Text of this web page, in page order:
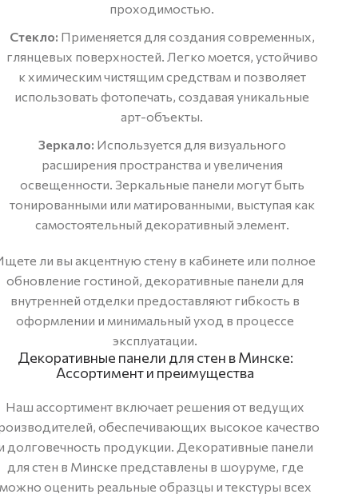
проходимостью.
Стекло: Применяется для создания современных,
глянцевых поверхностей. Легко моется, устойчиво
к химическим чистящим средствам и позволяет
использовать фотопечать, создавая уникальные
арт-объекты.
Зеркало: Используется для визуального
расширения пространства и увеличения
освещенности. Зеркальные панели могут быть
тонированными или матированными, выступая как
самостоятельный декоративный элемент.
ли вы акцентную стену в кабинете или полное
обновление гостиной, декоративные панели для
внутренней отделки предоставляют гибкость в
оформлении и минимальный уход в процессе
эксплуатации.
Декоративные панели для стен в Минске:
Ассортимент и преимущества
Наш ассортимент включает решения от ведущих
обеспечивающих высокое качество
долговечность продукции. Декоративные панели
для стен в Минске представлены в шоуруме, где
оценить реальные образцы и текстуры всех